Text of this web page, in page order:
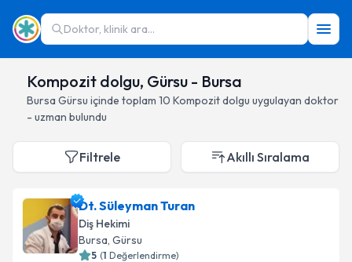
Doktor, klinik ara...
Kompozit dolgu, Gürsu - Bursa
Bursa Gürsu içinde toplam 10 Kompozit dolgu uygulayan doktor
- uzman bulundu
Filtrele Akıllı Sıralama
Dt. Süleyman Turan
Diş Hekimi
Bursa, Gürsu
5 (1 Değerlendirme)